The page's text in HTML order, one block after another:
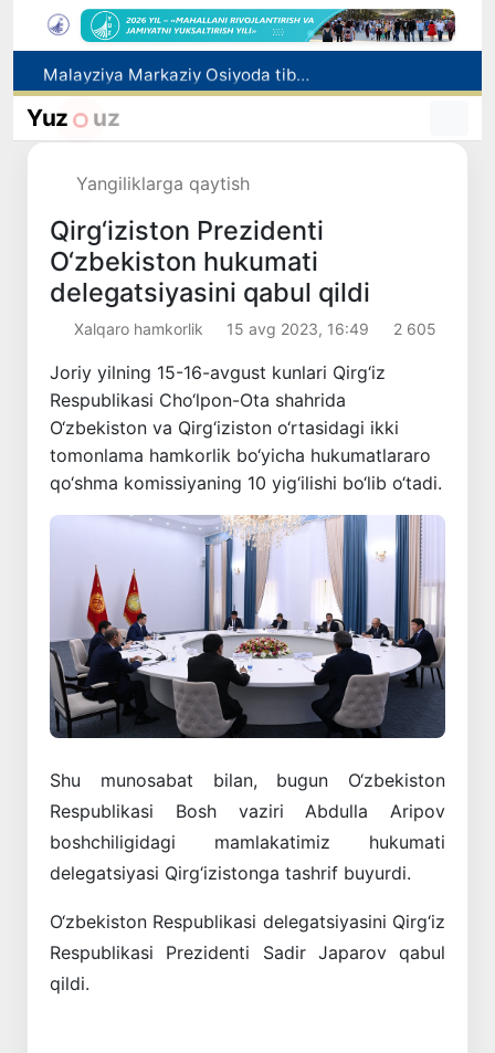
Polshadagi elchixona ko‘magida ona va bola Vatanga qaytarildi
Yuz uz
Yangiliklarga qaytish
Qirg‘iziston Prezidenti
O‘zbekiston hukumati
delegatsiyasini qabul qildi
Xalqaro hamkorlik 15 avg 2023, 16:49 2 605
Joriy yilning 15-16-avgust kunlari Qirg‘iz
Respublikasi Cho‘lpon-Ota shahrida
O‘zbekiston va Qirg‘iziston o‘rtasidagi ikki
tomonlama hamkorlik bo‘yicha hukumatlararo
qo‘shma komissiyaning 10 yig‘ilishi bo‘lib o‘tadi.
Shu munosabat bilan, bugun O‘zbekiston
Respublikasi Bosh vaziri Abdulla Aripov
boshchiligidagi mamlakatimiz hukumati
delegatsiyasi Qirg‘izistonga tashrif buyurdi.
O‘zbekiston Respublikasi delegatsiyasini Qirg‘iz
Respublikasi Prezidenti Sadir Japarov qabul
qildi.